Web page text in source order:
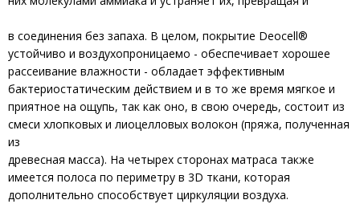
в соединения без запаха. В целом, покрытие Deocell®
устойчиво и воздухопроницаемо - обеспечивает хорошее
рассеивание влажности - обладает эффективным
бактериостатическим действием и в то же время мягкое и
приятное на ощупь, так как оно, в свою очередь, состоит из
смеси хлопковых и лиоцелловых волокон (пряжа, полученная
из
древесная масса). На четырех сторонах матраса также
имеется полоса по периметру в 3D ткани, которая
дополнительно способствует циркуляции воздуха.